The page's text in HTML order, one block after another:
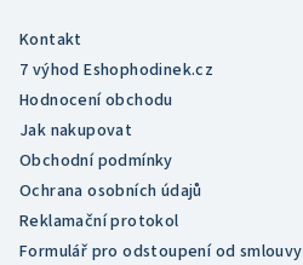
Kontakt
7 výhod Eshophodinek.cz
Hodnocení obchodu
Jak nakupovat
Obchodní podmínky
Ochrana osobních údajů
Reklamační protokol
Formulář pro odstoupení od smlouvy